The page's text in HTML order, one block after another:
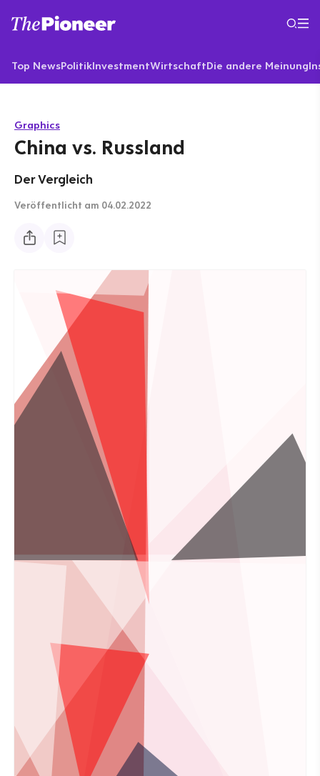
Top NewsPolitikInvestmentWirtschaftDie andere Meinung
Graphics
China vs. Russland
Der Vergleich
Veröffentlicht am 04.02.2022